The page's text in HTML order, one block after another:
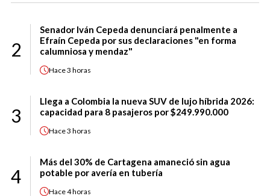
2
Senador Iván Cepeda denunciará penalmente a
Efraín Cepeda por sus declaraciones "en forma
calumniosa y mendaz"
Hace3 horas
3
Llega a Colombia la nueva SUV de lujo híbrida 2026:
capacidad para 8 pasajeros por $249.990.000
Hace3 horas
4
Más del 30% de Cartagena amaneció sin agua
potable por avería en tubería
Hace4 horas